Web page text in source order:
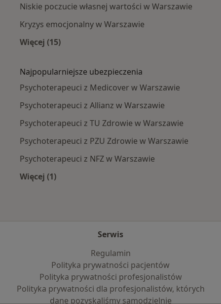
Niskie poczucie własnej wartości w Warszawie
Kryzys emocjonalny w Warszawie
Więcej (15)
Najpopularniejsze ubezpieczenia
Psychoterapeuci z Medicover w Warszawie
Psychoterapeuci z Allianz w Warszawie
Psychoterapeuci z TU Zdrowie w Warszawie
Psychoterapeuci z PZU Zdrowie w Warszawie
Psychoterapeuci z NFZ w Warszawie
Więcej (1)
Serwis
Regulamin
Polityka prywatności pacjentów
Polityka prywatności profesjonalistów
Polityka prywatności dla profesjonalistów, których
dane pozyskaliśmy samodzielnie